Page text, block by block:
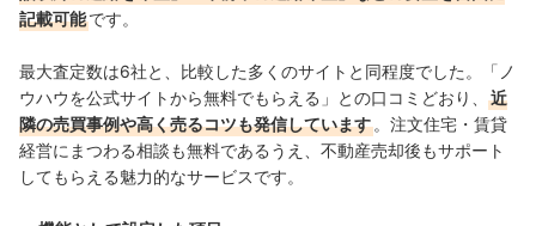
記載可能です。
最大査定数は6社と、比較した多くのサイトと同程度でした。「ノ
ウハウを公式サイトから無料でもらえる」との口コミどおり、
近
隣の売買事例や高く売るコツも発信しています 。注文住宅・賃貸
経営にまつわる相談も無料であるうえ、不動産売却後もサポート
してもらえる魅力的なサービスです。